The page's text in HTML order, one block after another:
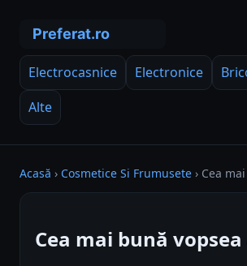
Electrocasnice Electronice
Alte
Acasă › Cosmetice Si Frumusete › Cea
Cea mai bună